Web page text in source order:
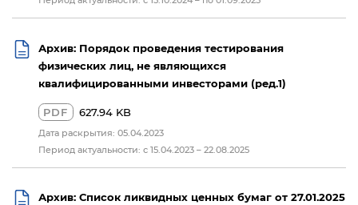
Архив: Порядок проведения тестирования
физических лиц, не являющихся
квалифицированными инвесторами (ред.1)
PDF 627.94 KB
Дата раскрытия: 05.04.2023
Период актуальности: с 15.04.2023 – 22.08.2025
Архив: Список ликвидных ценных бумаг от 27.01.2025